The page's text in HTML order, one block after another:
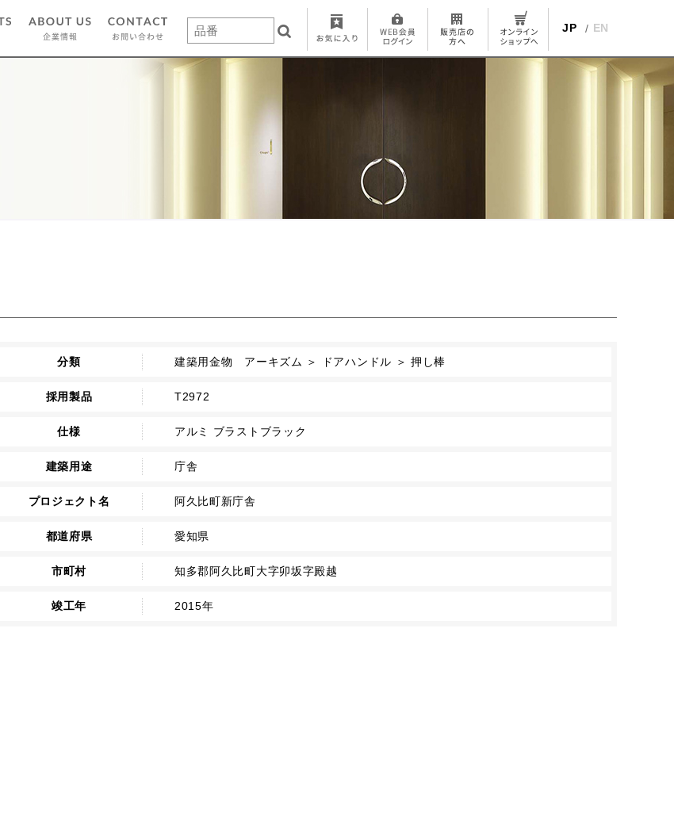
JP EN
分類 建築用金物 アーキズム ＞ ドアハンドル ＞ 押し棒
採用製品 T2972
仕様 アルミ ブラストブラック
建築用途 庁舎
プロジェクト名 阿久比町新庁舎
都道府県 愛知県
市町村 知多郡阿久比町大字卯坂字殿越
竣工年 2015年